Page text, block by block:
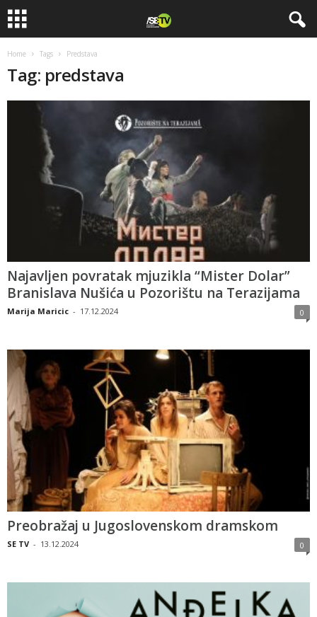
Home Tags Predstava
Tag: predstava
Najavljen povratak mjuzikla “Mister Dolar”
Branislava Nušića u Pozorištu na Terazijama
Marija Maricic - 17.12.2024 0
Preobražaj u Jugoslovenskom dramskom
SE TV - 13.12.2024 0